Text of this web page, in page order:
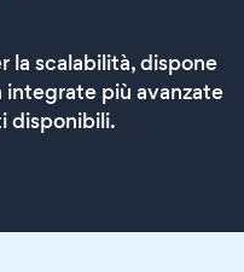
la scalabilità, dispone
integrate più avanzate
disponibili.